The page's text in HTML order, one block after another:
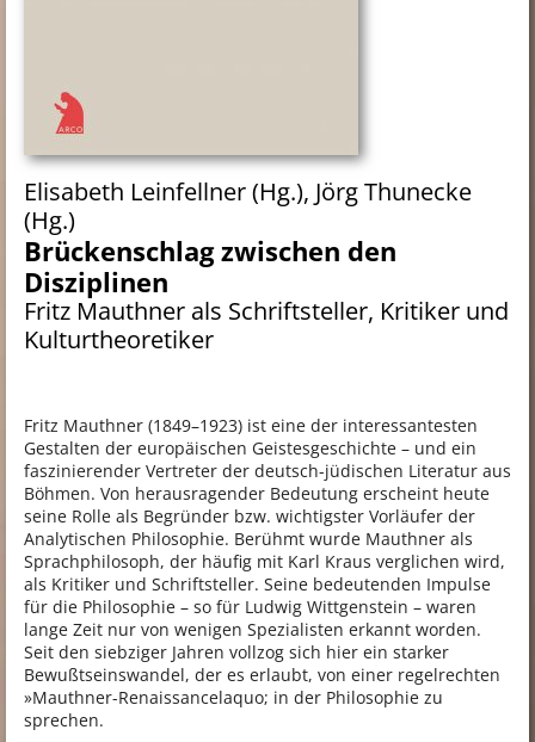
Elisabeth Leinfellner(Hg.), Jörg Thunecke
(Hg.)
Brückenschlag zwischen den
Disziplinen
Fritz Mauthner als Schriftsteller, Kritiker und
Kulturtheoretiker
Fritz Mauthner (1849–1923) ist eine der interessantesten
Gestalten der europäischen Geistesgeschichte – und ein
faszinierender Vertreter der deutsch-jüdischen Literatur aus
Böhmen. Von herausragender Bedeutung erscheint heute
seine Rolle als Begründer bzw. wichtigster Vorläufer der
Analytischen Philosophie. Berühmt wurde Mauthner als
Sprachphilosoph, der häufig mit Karl Kraus verglichen wird,
als Kritiker und Schriftsteller. Seine bedeutenden Impulse
für die Philosophie – so für Ludwig Wittgenstein – waren
lange Zeit nur von wenigen Spezialisten erkannt worden.
Seit den siebziger Jahren vollzog sich hier ein starker
Bewußtseinswandel, der es erlaubt, von einer regelrechten
»Mauthner-Renaissancelaquo; in der Philosophie zu
sprechen.